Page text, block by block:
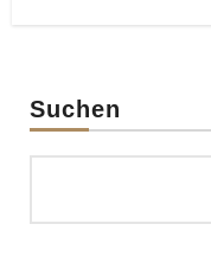
Suchen